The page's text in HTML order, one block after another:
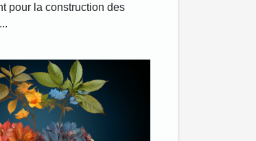
pour la construction des